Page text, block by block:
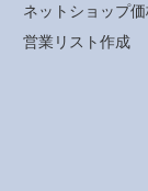
ネットショップ
営業リスト作成